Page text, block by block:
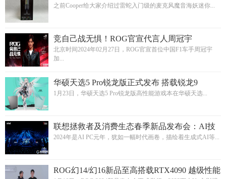
之前Cooper给大家介绍过雷蛇入门级的麦克风魔音海妖迷你...
竞自己战无惧！ROG官宣代言人周冠宇
北京时间2024年02月27日，ROG官宣首位中国F1车手周冠宇
加...
华硕天选5 Pro锐龙版正式发布 搭载锐龙9
7940HX旗舰处理器
1月23日，华硕天选5 Pro锐龙版高性能游戏本在华硕天选...
联想拯救者及消费生态春季新品发布会：AI技
术引领未来，构筑全新消费生态
2024年是AI PC元年，犹如一幅时代画卷，描绘着生成式AI等...
ROG幻14/幻16新品至高搭载RTX4090 越级性能